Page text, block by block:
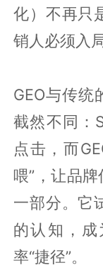
化）不再只
销人必须入
GEO与传统
截然不同：
点击，而
喂”，让品
一部分。它
的认知，
率“捷径”。